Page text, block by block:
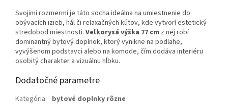
Svojimi rozmermi je táto socha ideálna na umiestnenie do
obývacích izieb, hál či relaxačných kútov, kde vytvorí estetický
stredobod miestnosti. Veľkorysá výška 77 cm z nej robí
dominantný bytový doplnok, ktorý vynikne na podlahe,
vyvýšenom podstavci alebo na komode, čím dodáva interiéru
osobitý charakter a vizuálnu hĺbku.
Dodatočné parametre
Kategória: bytové doplnky rôzne